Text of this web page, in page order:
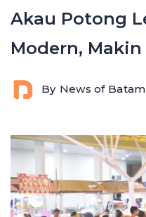
Akau Potong
Modern, Makin
By News of Batam